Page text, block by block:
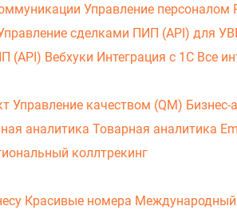
Управление персоналом
сделками ПИП (API) для
(API) Вебхуки Интеграция с 1С Все
Управление качеством (QM) Бизнес-
аналитика Товарная аналитика
коллтрекинг
Красивые номера